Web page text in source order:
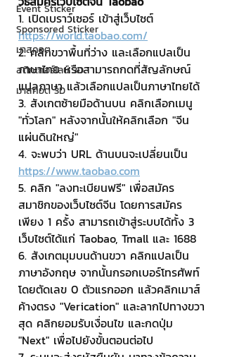
Event Sticker
Sponsored Sticker
มาสคอต
สติกเกอร์ไลน์ 3D
มาสคอต 3D
1. เปิดเบราว์เซอร์ เข้าสู่เว็บไซต์
https://world.taobao.com/
2. คลิกขวาพื้นที่ว่าง และเลือกแปลเป็น
ภาษาไทย หรือสามารถกดที่สัญลักษณ์
แปลภาษา แล้วเลือกแปลเป็นภาษาไทยได้
3. สังเกตซ้ายมือด้านบน คลิกเลือกเมนู
"ทั่วโลก" หลังจากนั้นให้คลิกเลือก "จีน
แผ่นดินใหญ่"
4. จะพบว่า URL ด้านบนจะเปลี่ยนเป็น
https://www.taobao.com
5. คลิก "ลงทะเบียนฟรี" เพื่อสมัคร
สมาชิกของเว็บไซต์จีน โดยการสมัคร
เพียง 1 ครั้ง สามารถเข้าสู่ระบบได้ทั้ง 3
เว็บไซต์ได้แก่ Taobao, Tmall และ 1688
6. สังเกตมุมบนด้านขวา คลิกแปลเป็น
ภาษาอังกฤษ จากนั้นกรอกเบอร์โทรศัพท์
โดยตัดเลข 0 ตัวแรกออก แล้วคลิกเมาส์
ค้างตรง "Verication" และลากไปทางขวา
สุด คลิกยอมรับเงื่อนไข และกดปุ่ม
"Next" เพื่อไปยังขั้นตอนต่อไป